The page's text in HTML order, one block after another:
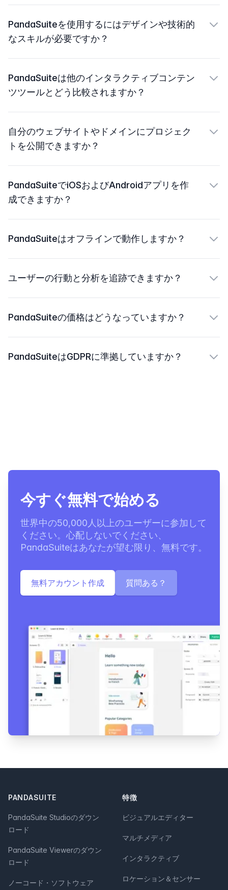
PandaSuiteを使用するにはデザインや技術的
なスキルが必要ですか？
PandaSuiteは他のインタラクティブコンテン
ツツールとどう比較されますか？
自分のウェブサイトやドメインにプロジェク
トを公開できますか？
PandaSuiteでiOSおよびAndroidアプリを作
成できますか？
PandaSuiteはオフラインで動作しますか？
ユーザーの行動と分析を追跡できますか？
PandaSuiteの価格はどうなっていますか？
PandaSuiteはGDPRに準拠していますか？
今すぐ無料で始める
世界中の50,000人以上のユーザーに参加して
ください。心配しないでください、
PandaSuiteはあなたが望む限り、無料です。
無料アカウント作成 質問ある？
PANDASUITE
PandaSuite Studioのダウン
ロード
PandaSuite Viewerのダウン
ロード
ノーコード・ソフトウェア
特徴
ビジュアルエディター
マルチメディア
インタラクティブ
ロケーション＆センサー